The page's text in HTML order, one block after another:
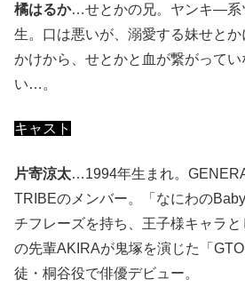
橘はるか…せとかの兄。ヤンキ―系
生。口は悪いが、溺愛する妹せと
かけから、せとかと血が繋がってい
い…。
キャスト
片寄涼太…1994年生まれ。
TRIBEのメンバー。「なにわの
チフレーズを持ち、王子様キャラ
の先輩AKIRAが鬼塚を演じた「
徒・桐谷役で俳優デビュー。